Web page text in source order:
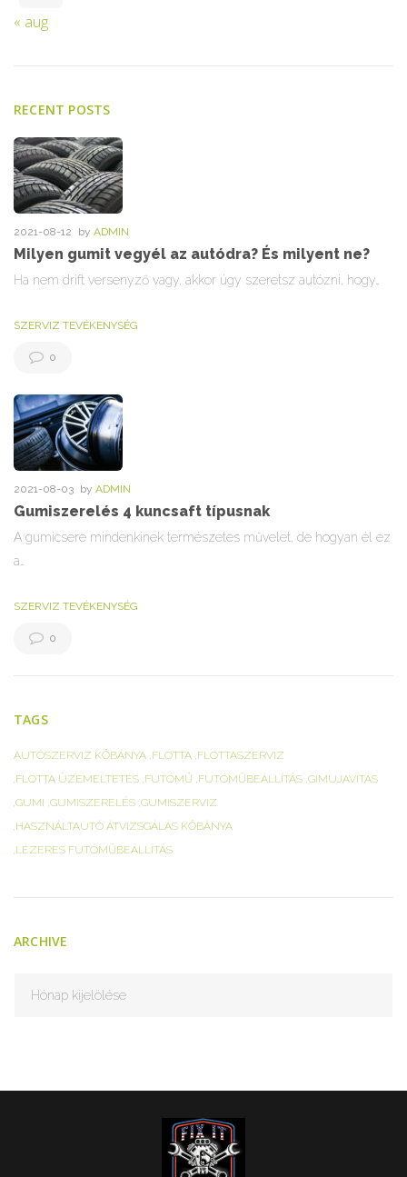
« aug
RECENT POSTS
2021-08-12 by ADMIN
Milyen gumit vegyél az autódra? És milyent ne?
Ha nem drift versenyző vagy, akkor úgy szeretsz autózni, hogy…
SZERVIZ TEVÉKENYSÉG
0
2021-08-03 by ADMIN
Gumiszerelés 4 kuncsaft típusnak
A gumicsere mindenkinek természetes művelet, de hogyan él ez
a…
SZERVIZ TEVÉKENYSÉG
0
TAGS
AUTÓSZERVIZ KŐBÁNYA FLOTTA FLOTTASZERVIZ
FLOTTA ÜZEMELTETÉS FUTÓMŰ FUTÓMŰBEÁLLÍTÁS GIMUJAVÍTÁS
GUMI GUMISZERELÉS GUMISZERVIZ
HASZNÁLTAUTÓ ÁTVIZSGÁLÁS KŐBÁNYA
LÉZERES FUTÓMŰBEÁLLÍTÁS
ARCHIVE